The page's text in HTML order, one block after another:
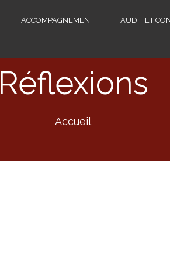
ACCOMPAGNEMENT AUDIT ET
Réflexions
Accueil